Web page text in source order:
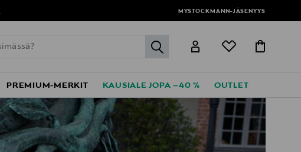
MYSTOCKMANN-JÄSENYYS
label.header.go
PREMIUM-MERKIT KAUSIALE JOPA –40 % OUTLET